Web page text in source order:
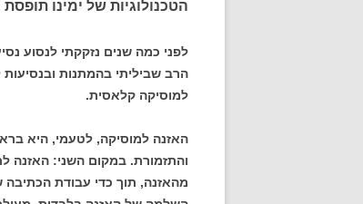
הטכנולוגיות של ימינו
לפני כמה שנים נזקקתי לנסוע
הרב שביליתי בהמתנות
למוסיקה קלאסית.
האזנה למוסיקה, לטעמי, היא
והתזמורת. במקום השני: האזנה
מהאזנה, תוך כדי עבודת הכתיבה